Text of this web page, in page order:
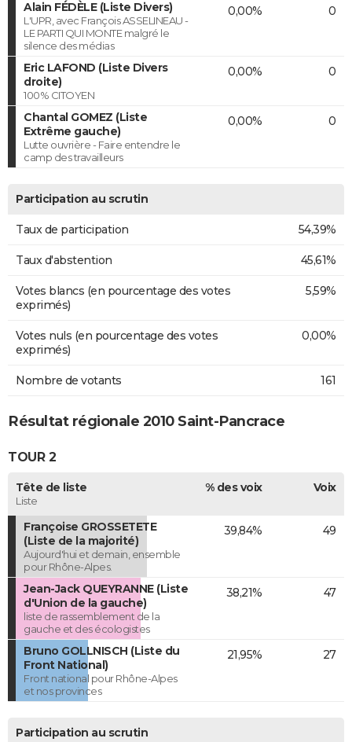
Alain FÉDÈLE (Liste Divers)
L'UPR, avec François ASSELINEAU -
LE PARTI QUI MONTE malgré le
silence des médias
0,00% 0
Eric LAFOND (Liste Divers
droite)
100% CITOYEN
0,00% 0
Chantal GOMEZ (Liste
Extrême gauche)
Lutte ouvrière - Faire entendre le
camp des travailleurs
0,00% 0
Participation au scrutin
Taux de participation 54,39%
Taux d'abstention 45,61%
Votes blancs (en pourcentage des votes
exprimés)
5,59%
Votes nuls (en pourcentage des votes
exprimés)
0,00%
Nombre de votants 161
Résultat régionale 2010 Saint-Pancrace
TOUR 2
Tête de liste
Liste
% des voix Voix
Françoise GROSSETETE
(Liste de la majorité)
Aujourd'hui et demain, ensemble
pour Rhône-Alpes.
39,84% 49
Jean-Jack QUEYRANNE (Liste
d'Union de la gauche)
liste de rassemblement de la
gauche et des écologistes
38,21% 47
Bruno GOLLNISCH (Liste du
Front National)
Front national pour Rhône-Alpes
et nos provinces
21,95% 27
Participation au scrutin